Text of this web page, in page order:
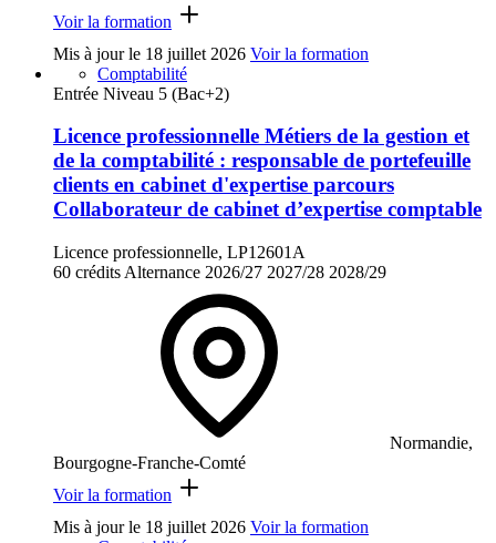
Voir la formation
Mis à jour le 18 juillet 2026 Voir la formation
Comptabilité
Entrée Niveau 5 (Bac+2)
Licence professionnelle Métiers de la gestion et
de la comptabilité : responsable de portefeuille
clients en cabinet d'expertise parcours
Collaborateur de cabinet d’expertise comptable
Licence professionnelle, LP12601A
60 crédits Alternance 2026/27 2027/28 2028/29
Normandie,
Bourgogne-Franche-Comté
Voir la formation
Mis à jour le 18 juillet 2026 Voir la formation